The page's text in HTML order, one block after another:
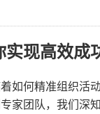
实现高效成
如何精准组织活
家团队，我们深